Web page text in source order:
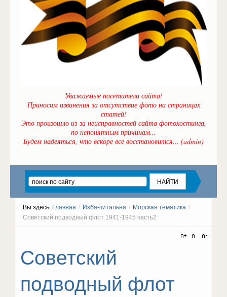
Уважаемые посетители сайта!
Приносим извинения за отсутствие фото на страницах
статей!
Это произошло из-за неисправностей сайта фотохостинга,
по непонятным причинам...
Будем надеяться, что вскоре всё восстановится... (admin)
Вы здесь: Главная / Изба-читальня / Морская тематика /
Советский подводный флот 1941-1945 часть2
Советский
подводный флот